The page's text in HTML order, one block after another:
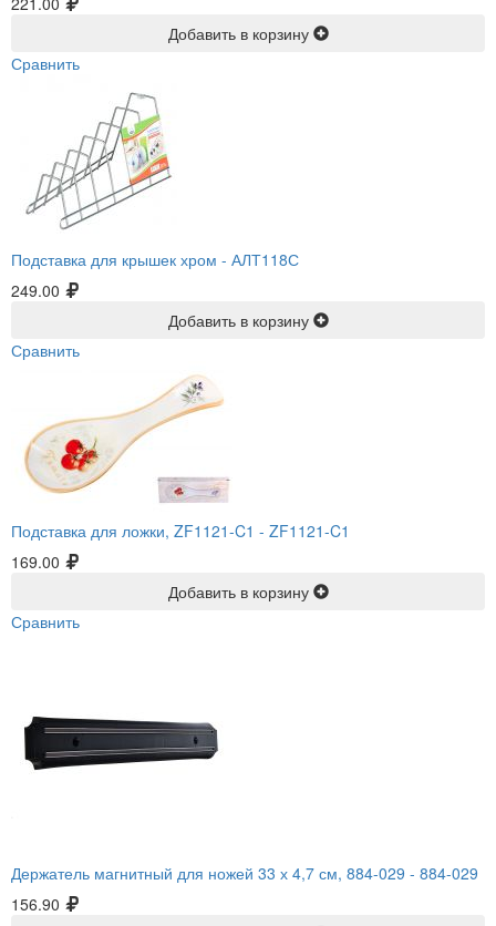
Добавить в корзину
Сравнить
Подставка для крышек хром - АЛТ118С
249.00
Добавить в корзину
Сравнить
Подставка для ложки, ZF1121-C1 - ZF1121-C1
169.00
Добавить в корзину
Сравнить
Держатель магнитный для ножей 33 х 4,7 см, 884-029 - 884-029
156.90